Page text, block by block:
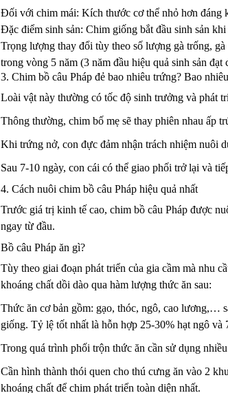
Đối với chim mái: Kích thước cơ thể nhỏ hơn đáng
Đặc điểm sinh sản: Chim giống bắt đầu sinh sản
Trọng lượng thay đổi tùy theo số lượng gà trống,
trong vòng 5 năm (3 năm đầu hiệu quả sinh sản
3. Chim bồ câu Pháp đẻ bao nhiêu trứng? Bao
Loài vật này thường có tốc độ sinh trưởng và phát
Thông thường, chim bố mẹ sẽ thay phiên nhau ấp
Khi trứng nở, con đực đảm nhận trách nhiệm nuôi
Sau 7-10 ngày, con cái có thể giao phối trở lại và
4. Cách nuôi chim bồ câu Pháp hiệu quả nhất
Trước giá trị kinh tế cao, chim bồ câu Pháp được
ngay từ đầu.
Bồ câu Pháp ăn gì?
Tùy theo giai đoạn phát triển của gia cầm mà nhu
khoáng chất dồi dào qua hàm lượng thức ăn sau:
Thức ăn cơ bản gồm: gạo, thóc, ngô, cao lương,…
giống. Tỷ lệ tốt nhất là hỗn hợp 25-30% hạt ngô và
Trong quá trình phối trộn thức ăn cần sử dụng
Cần hình thành thói quen cho thú cưng ăn vào 2
khoáng chất để chim phát triển toàn diện nhất.